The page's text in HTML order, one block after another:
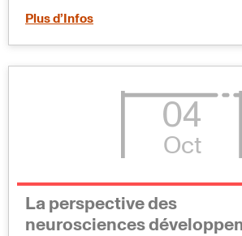
Plus d’Infos
04
Oct
La perspective des
neurosciences